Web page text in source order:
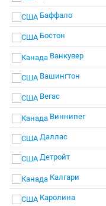
Баффало
Бостон
Ванкувер
Вашингтон
Вегас
Виннипег
Даллас
Детройт
Калгари
Каролина